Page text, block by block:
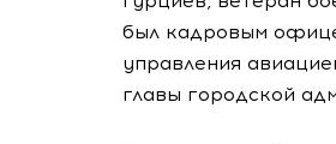
был кадровым
управления
главы городской